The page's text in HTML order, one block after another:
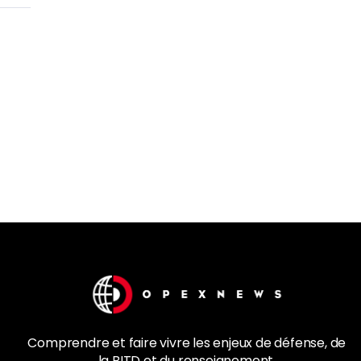
Comprendre et faire vivre les enjeux dedéfense, de